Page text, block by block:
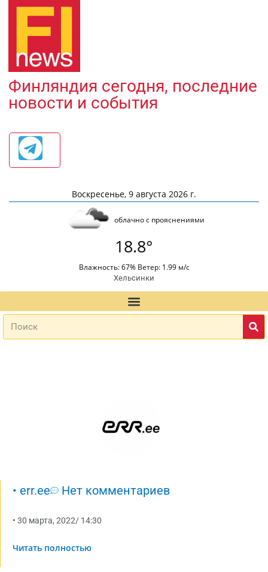
Финляндия сегодня, последние
новости и события
Воскресенье, 9 августа 2026 г.
облачно с прояснениями
18.8°
Влажность: 67% Ветер: 1.99 м/с
Хельсинки
• err.ee Нет комментариев
• 30 марта, 2022/ 14:30
Читать полностью